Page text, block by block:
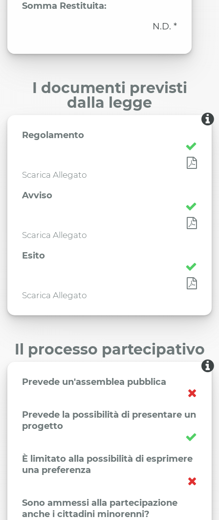
Somma Restituita:
N.D. *
I documenti previsti
dalla legge
Regolamento
Scarica Allegato
Avviso
Scarica Allegato
Esito
Scarica Allegato
Il processo partecipativo
Prevede un'assemblea pubblica
Prevede la possibilità di presentare un
progetto
È limitato alla possibilità di esprimere
una preferenza
Sono ammessi alla partecipazione
anche i cittadini minorenni?